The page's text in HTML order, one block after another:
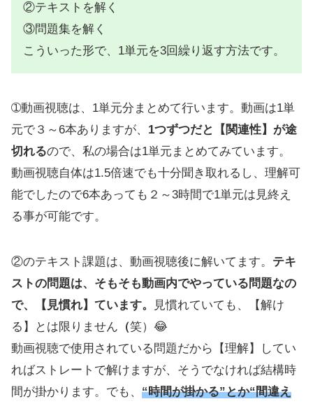
②テキストを解く
③問題集を解く
こういった形で、1単元を3回繰り返す方法です。
➀動画視聴は、1単元分まとめて行います。動画は1単
元で３～6本ありますが、 1つずつだと【関連性】が途
切れるので、私の場合は1単元まとめてみています。
動画視聴自体は1.5倍速でも十分聞き取れるし、理解可
能でしたので6本あっても２～3時間で1単元は見終え
る事が可能です。
②のテキスト課題は、動画視聴後に解いてます。 テキ
ストの問題は、そもそも動画内でやっている問題なの
で、【見慣れ】ています。
見慣れていても、【解け
る】とは限りません （笑）😂
動画視聴で使用されている問題だから【理解】してい
ればストレートで解けますが、そうでなければ結構時
間が掛かります。でも、 “時間が掛かる”とか“間違え